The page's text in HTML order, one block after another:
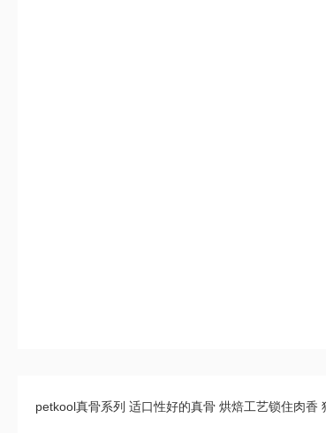
petkool真骨系列 适口性好的真骨 烘焙工艺锁住肉香